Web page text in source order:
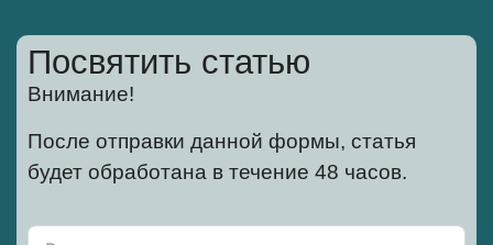
Посвятить статью
Внимание!
После отправки данной формы, статья
будет обработана в течение 48 часов.